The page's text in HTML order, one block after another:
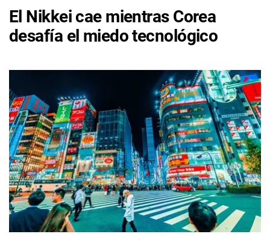
El Nikkei cae mientras Corea
desafía el miedo tecnológico